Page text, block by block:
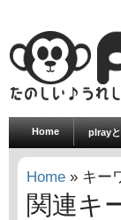
Home plray
Home » キー
関連キ